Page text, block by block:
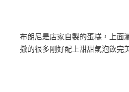
布朗尼是店家自製的蛋糕，上面
撒的很多剛好配上甜甜氣泡飲完